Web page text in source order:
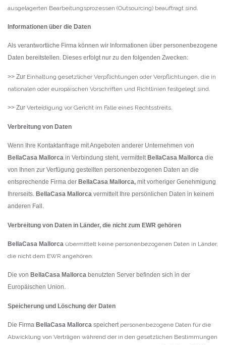
ausgelagerten Bearbeitungsprozessen (Outsourcing) beauftragt sind.
Informationen über die Daten
Als verantwortliche Firma können wir Informationen über personenbezogene
Daten bereitstellen. Dieses erfolgt nur zu den folgenden Zwecken:
>> Zur Einhaltung gesetzlicher Verpflichtungen oder Verpflichtungen, die in
nationalen oder europäischen Vorschriften und Richtlinien festgelegt sind.
>> Zur Verteidigung vor Gericht im Falle eines Rechtsstreits.
Verbreitung von Daten
Wenn Ihre Kontaktanfrage mit Angeboten anderer Unternehmen von
BellaCasa Mallorca in Verbindung steht, vermittelt BellaCasa Mallorca die
von Ihnen zur Verfügung gestellten personenbezogenen Daten an die
entsprechende Firma der BellaCasa Mallorca, mit vorheriger Genehmigung
Ihrerseits. BellaCasa Mallorca vermittelt Ihre persönlichen Daten in keinem
anderen Fall.
Verbreitung von Daten in Länder, die nicht zum EWR gehören
BellaCasa Mallorca übermittelt keine personenbezogenen Daten in Länder,
die nicht dem EWR angehören.
Die von BellaCasa Mallorca benutzten Server befinden sich in der
Europäischen Union.
Speicherung und Löschung der Daten
Die Firma BellaCasa Mallorca speichert personenbezogene Daten für die
Abwicklung von Verträgen während der in den gesetzlichen Bestimmungen